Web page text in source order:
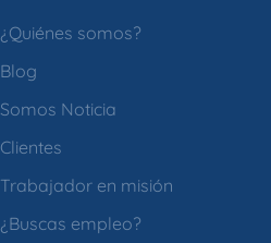
¿Quiénes somos?
Blog
Somos Noticia
Clientes
Trabajador en misión
¿Buscas empleo?